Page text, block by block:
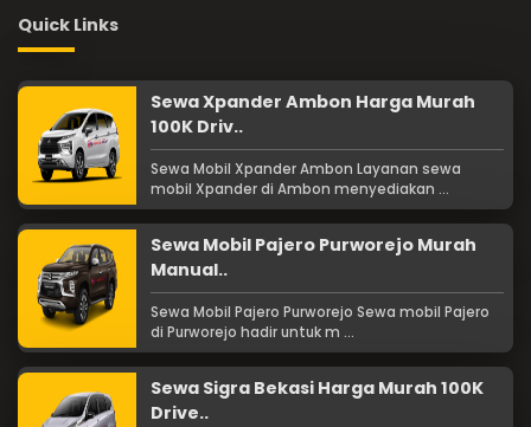
Quick Links
Sewa Xpander Ambon Harga Murah
100K Driv..
Sewa Mobil Xpander Ambon Layanan sewa
mobil Xpander di Ambon menyediakan ...
Sewa Mobil Pajero Purworejo Murah
Manual..
Sewa Mobil Pajero Purworejo Sewa mobil Pajero
di Purworejo hadir untuk m ...
Sewa Sigra Bekasi Harga Murah 100K
Drive..